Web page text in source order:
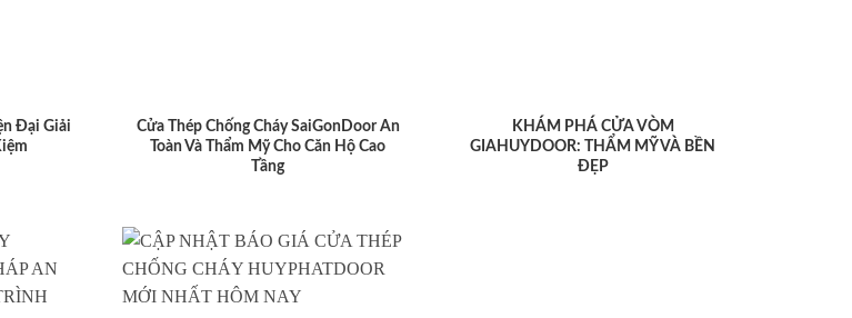
Đại Giải
Cửa Thép Chống Cháy SaiGonDoor An
Toàn Và Thẩm Mỹ Cho Căn Hộ Cao
Tầng
KHÁM PHÁ CỬA VÒM
GIAHUYDOOR: THẨM MỸ VÀ BỀN
ĐẸP